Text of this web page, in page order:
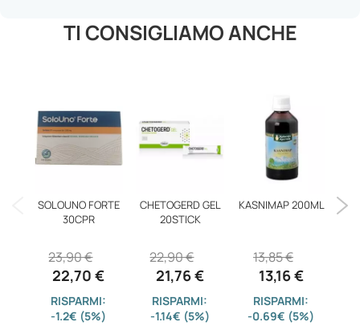
TI CONSIGLIAMO ANCHE
SOLOUNO FORTE
30CPR
22,70 €
23,90 €
RISPARMI:
-1.2€ (5%)
CHETOGERD GEL
20STICK
21,76 €
22,90 €
RISPARMI:
-1.14€ (5%)
KASNIMAP 200ML
13,16 €
13,85 €
RISPARMI:
-0.69€ (5%)